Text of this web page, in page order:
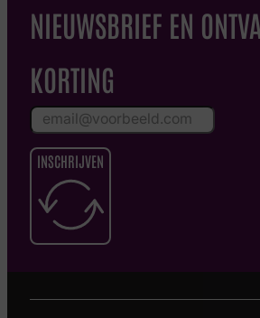
NIEUWSBRIEF EN
KORTING
INSCHRIJVEN